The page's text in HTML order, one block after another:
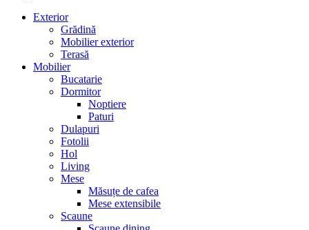
Exterior
Grădină
Mobilier exterior
Terasă
Mobilier
Bucatarie
Dormitor
Noptiere
Paturi
Dulapuri
Fotolii
Hol
Living
Mese
Măsuțe de cafea
Mese extensibile
Scaune